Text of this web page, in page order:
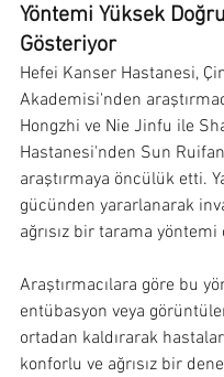
Yöntemi Yüksek
Gösteriyor
Hefei Kanser Hastanesi,
Akademisi'nden
Hongzhi ve Nie Jinfu ile
Hastanesi'nden Sun
araştırmaya öncülük etti.
gücünden yararlanarak
ağrısız bir tarama
Araştırmacılara göre bu
entübasyon veya
ortadan kaldırarak
konforlu ve ağrısız bir